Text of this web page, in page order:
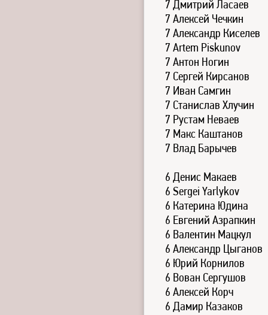
7 Дмитрий Ласаев
7 Алексей Чечкин
7 Александр Киселев
7 Artem Piskunov
7 Антон Ногин
7 Сергей Кирсанов
7 Иван Самгин
7 Станислав Хлучин
7 Рустам Неваев
7 Макс Каштанов
7 Влад Барычев
6 Денис Макаев
6 Sergei Yarlykov
6 Катерина Юдина
6 Евгений Азрапкин
6 Валентин Мацкул
6 Александр Цыганов
6 Юрий Корнилов
6 Вован Сергушов
6 Алексей Корч
6 Дамир Казаков